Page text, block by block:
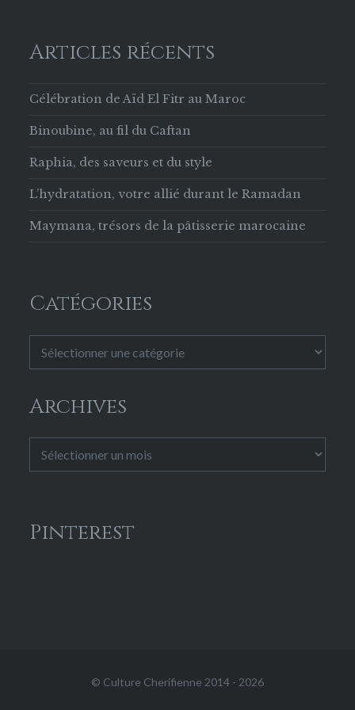
Articles récents
Célébration de Aïd El Fitr au Maroc
Binoubine, au fil du Caftan
Raphia, des saveurs et du style
L’hydratation, votre allié durant le Ramadan
Maymana, trésors de la pâtisserie marocaine
Catégories
Archives
Pinterest
© Culture Cherifienne 2014 - 2026